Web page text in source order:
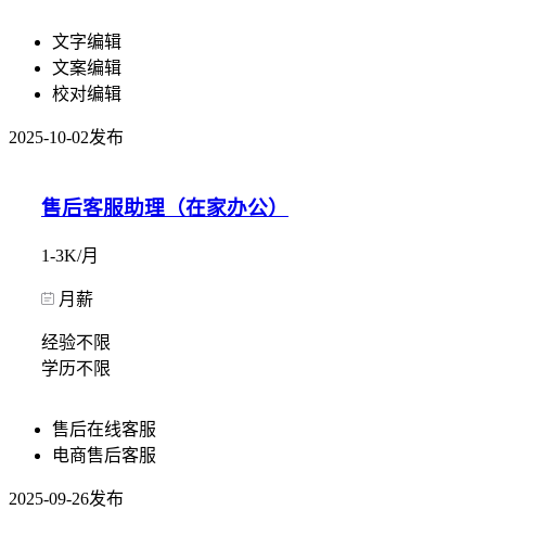
文字编辑
文案编辑
校对编辑
2025-10-02发布
售后客服助理（在家办公）
1-3K/月
月薪
经验不限
学历不限
售后在线客服
电商售后客服
2025-09-26发布